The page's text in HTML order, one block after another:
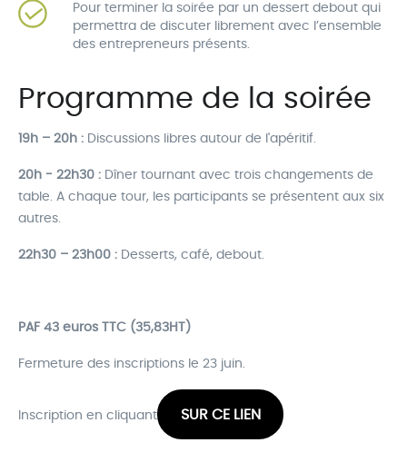
Pour terminer la soirée par un dessert debout qui
permettra de discuter librement avec l’ensemble
des entrepreneurs présents.
Programme de la soirée
19h – 20h : Discussions libres autour de l'apéritif.
20h - 22h30 : Dîner tournant avec trois changements de
table. A chaque tour, les participants se présentent aux six
autres.
22h30 – 23h00 : Desserts, café, debout.
PAF 43 euros TTC (35,83HT)
Fermeture des inscriptions le 23 juin.
Inscription en cliquant SUR CE LIEN